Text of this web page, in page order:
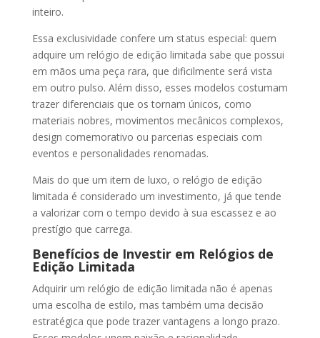
inteiro.
Essa exclusividade confere um status especial: quem
adquire um relógio de edição limitada sabe que possui
em mãos uma peça rara, que dificilmente será vista
em outro pulso. Além disso, esses modelos costumam
trazer diferenciais que os tornam únicos, como
materiais nobres, movimentos mecânicos complexos,
design comemorativo ou parcerias especiais com
eventos e personalidades renomadas.
Mais do que um item de luxo, o relógio de edição
limitada é considerado um investimento, já que tende
a valorizar com o tempo devido à sua escassez e ao
prestígio que carrega.
Benefícios de Investir em Relógios de
Edição Limitada
Adquirir um relógio de edição limitada não é apenas
uma escolha de estilo, mas também uma decisão
estratégica que pode trazer vantagens a longo prazo.